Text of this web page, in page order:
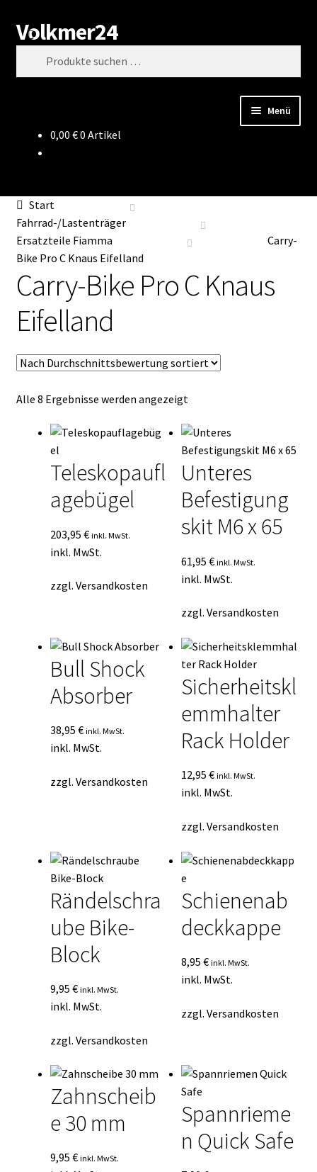
Zur
Navigation
springen
Zum
Inhalt
springen
Volkmer24
Suchen
Menü
Impressum
Datenschutz
Impressum
Kasse
Mein Konto
Mein Konto
Vertrag widerrufen
Warenkorb
0,00 €0 Artikel
Start
Fahrrad-/Lastenträger
Ersatzteile Fiamma
Carry-
Bike Pro C Knaus Eifelland
Carry-Bike Pro C Knaus
Eifelland
Alle 8 Ergebnisse werden angezeigtNach
sortiert
Teleskopaufl
agebügel
203,95 € inkl. MwSt.
inkl. MwSt.
zzgl. Versandkosten
Unteres
Befestigung
skit M6 x 65
61,95€ inkl. MwSt.
inkl. MwSt.
zzgl.Versandkosten
Bull Shock
Absorber
38,95 € inkl. MwSt.
inkl. MwSt.
zzgl. Versandkosten
Sicherheitskl
emmhalter
Rack Holder
12,95€ inkl. MwSt.
inkl. MwSt.
zzgl.Versandkosten
Rändelschra
ube Bike-
Block
9,95 € inkl. MwSt.
inkl. MwSt.
zzgl. Versandkosten
Schienenab
deckkappe
8,95€ inkl. MwSt.
inkl. MwSt.
zzgl.Versandkosten
Zahnscheib
e 30 mm
9,95 € inkl. MwSt.
Spannrieme
n Quick Safe